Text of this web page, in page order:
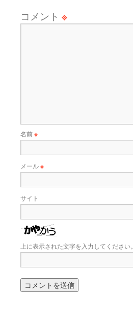
コメント ※
名前※
メール※
サイト
上に表示された文字を入力してください。